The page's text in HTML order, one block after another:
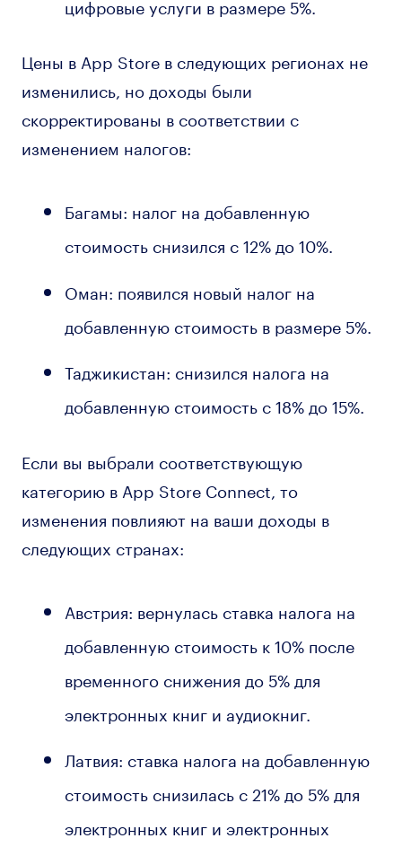
цифровые услуги в размере 5%.
Цены в App Store в следующих регионах не
изменились, но доходы были
скорректированы в соответствии с
изменением налогов:
Багамы: налог на добавленную
стоимость снизился с 12% до 10%.
Оман: появился новый налог на
добавленную стоимость в размере 5%.
Таджикистан: снизился налога на
добавленную стоимость с 18% до 15%.
Если вы выбрали соответствующую
категорию в App Store Connect, то
изменения повлияют на ваши доходы в
следующих странах:
Австрия: вернулась ставка налога на
добавленную стоимость к 10% после
временного снижения до 5% для
электронных книг и аудиокниг.
Латвия: ставка налога на добавленную
стоимость снизилась с 21% до 5% для
электронных книг и электронных